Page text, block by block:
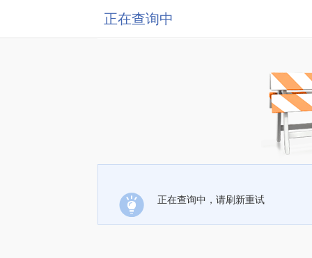
正在查询中
正在查询中，请刷新重试